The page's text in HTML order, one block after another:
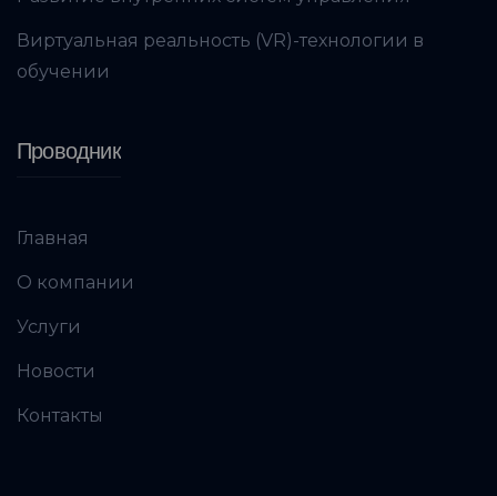
Виртуальная реальность (VR)-технологии в
обучении
Проводник
Главная
О компании
Услуги
Новости
Контакты